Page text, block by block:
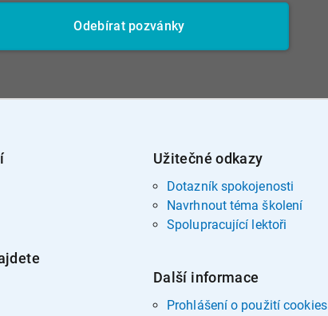
Odebírat pozvánky
Užitečné odkazy
Dotazník spokojenosti
Navrhnout téma školení
Spolupracující lektoři
Další informace
Prohlášení o použití cookies